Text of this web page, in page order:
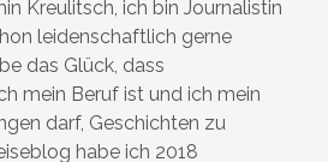
Kreulitsch, ich bin Journalistin
leidenschaftlich gerne
das Glück, dass
mein Beruf ist und ich mein
darf, Geschichten zu
habe ich 2018